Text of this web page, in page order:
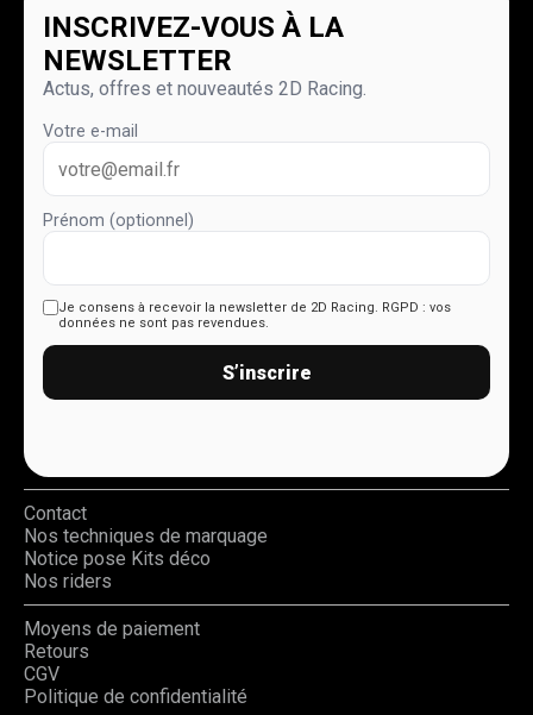
INSCRIVEZ-VOUS À LA
NEWSLETTER
Actus, offres et nouveautés 2D Racing.
Votre e-mail
Prénom (optionnel)
Je consens à recevoir la newsletter de 2D Racing. RGPD : vos
données ne sont pas revendues.
S’inscrire
Contact
Nos techniques de marquage
Notice pose Kits déco
Nos riders
Moyens de paiement
Retours
CGV
Politique de confidentialité